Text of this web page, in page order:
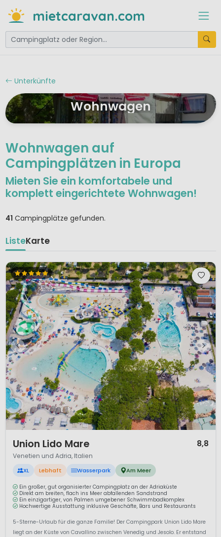
mietcaravan.com
Unterkünfte
Wohnwagen
Wohnwagen auf
Campingplätzen in Europa
Mieten Sie ein komfortabele und
komplett eingerichtete Wohnwagen!
41 Campingplätze gefunden.
ListeKarte
Union Lido Mare 8,8
Venetien und Adria, Italien
XL Lebhaft Wasserpark Am Meer
Ein großer, gut organisierter Campingplatz an der Adriaküste
Direkt am breiten, flach ins Meer abfallenden Sandstrand
Ein einzigartiger, von Palmen umgebener Schwimmbadkomplex
Hochwertige Ausstattung inklusive Geschäfte, Bars und Restaurants
5-Sterne-Urlaub für die ganze Familie! Der Campingpark Union Lido Mare
liegt an der Küste von Cavallino zwischen Venedig und Jesolo. Er entstand